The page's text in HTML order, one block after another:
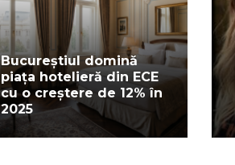
Bucureștiul domină
piața hotelieră din ECE
cu o creștere de 12% în
2025